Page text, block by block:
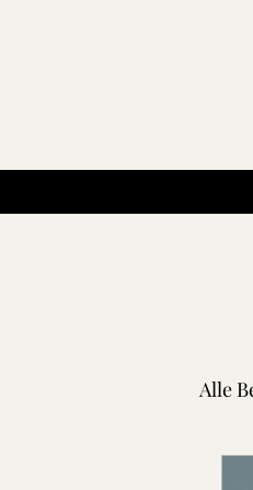
Alle